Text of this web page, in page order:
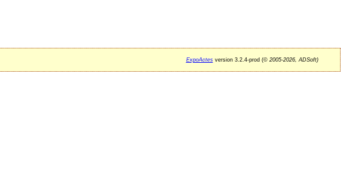
ExpoActesversion 3.2.4-prod (©2005-2026, ADSoft)